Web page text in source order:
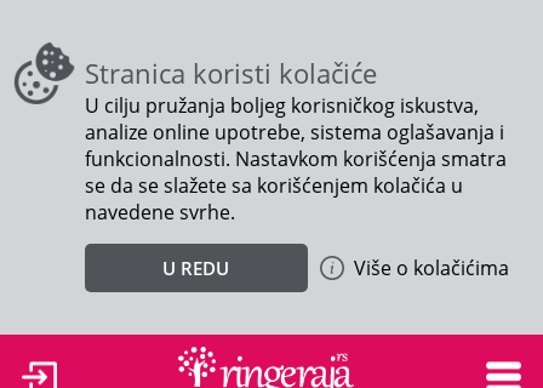
Stranica koristi kolačiće
U cilju pružanja boljeg korisničkog iskustva,
analize online upotrebe, sistema oglašavanja i
funkcionalnosti. Nastavkom korišćenja smatra
se da se slažete sa korišćenjem kolačića u
navedene svrhe.
U REDU Više o kolačićima